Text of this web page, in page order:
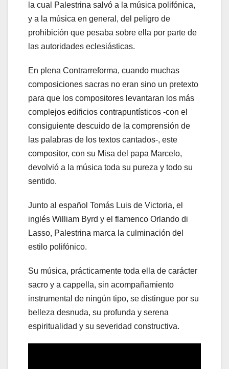
la cual Palestrina salvó a la música polifónica,
y a la música en general, del peligro de
prohibición que pesaba sobre ella por parte de
las autoridades eclesiásticas.
En plena Contrarreforma, cuando muchas
composiciones sacras no eran sino un pretexto
para que los compositores levantaran los más
complejos edificios contrapuntísticos -con el
consiguiente descuido de la comprensión de
las palabras de los textos cantados-, este
compositor, con su Misa del papa Marcelo,
devolvió a la música toda su pureza y todo su
sentido.
Junto al español Tomás Luis de Victoria, el
inglés William Byrd y el flamenco Orlando di
Lasso, Palestrina marca la culminación del
estilo polifónico.
Su música, prácticamente toda ella de carácter
sacro y a cappella, sin acompañamiento
instrumental de ningún tipo, se distingue por su
belleza desnuda, su profunda y serena
espiritualidad y su severidad constructiva.